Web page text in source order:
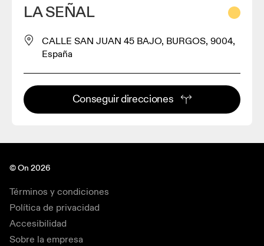
LA SEÑAL
CALLE SAN JUAN 45 BAJO, BURGOS, 9004,
España
Conseguir direcciones
© On 2026
Términos y condiciones
Política de privacidad
Accesibilidad
Sobre la empresa